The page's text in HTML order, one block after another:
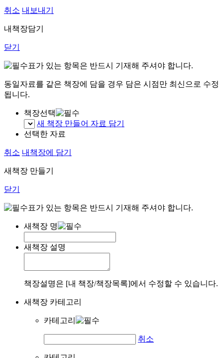
취소 내보내기
내책장담기
닫기
표가 있는 항목은 반드시 기재해 주셔야 합니다.
동일자료를 같은 책장에 담을 경우 담은 시점만 최신으로 수정
됩니다.
책장선택
새 책장 만들어 자료 담기
선택한 자료
취소 내책장에 담기
새책장 만들기
닫기
표가 있는 항목은 반드시 기재해 주셔야 합니다.
새책장 명
새책장 설명
책장설명은 [내 책장/책장목록]에서 수정할 수 있습니다.
새책장 카테고리
카테고리
취소